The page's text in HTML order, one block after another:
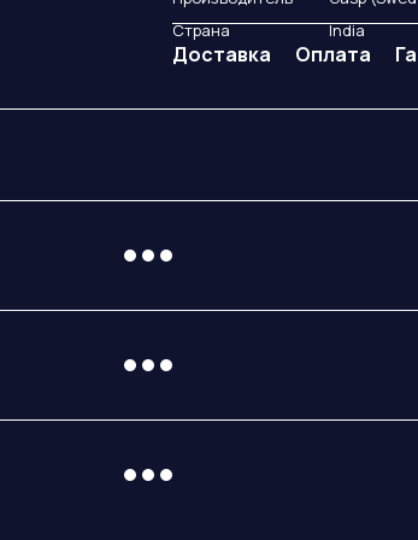
Страна
India
Доставка Оплата